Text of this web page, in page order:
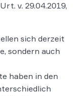
v. 29.04.2019,
sich derzeit
sondern auch
haben in den